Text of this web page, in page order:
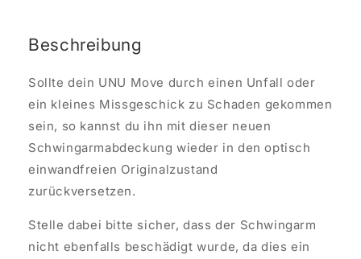
Beschreibung
Sollte dein UNU Move durch einen Unfall oder
ein kleines Missgeschick zu Schaden gekommen
sein, so kannst du ihn mit dieser neuen
Schwingarmabdeckung wieder in den optisch
einwandfreien Originalzustand
zurückversetzen.
Stelle dabei bitte sicher, dass der Schwingarm
nicht ebenfalls beschädigt wurde, da dies ein